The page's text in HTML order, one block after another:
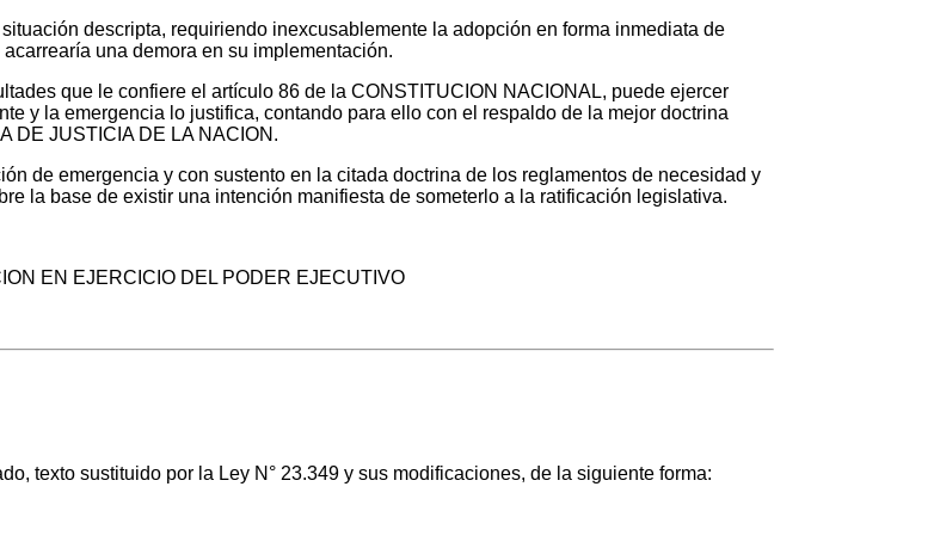
descripta, requiriendo inexcusablemente la adopción en forma inmediata de
una demora en su implementación.
que le confiere el artículo 86 de la CONSTITUCION NACIONAL, puede ejercer
y la emergencia lo justifica, contando para ello con el respaldo de la mejor doctrina
DE JUSTICIA DE LA NACION.
de emergencia y con sustento en la citada doctrina de los reglamentos de necesidad y
la base de existir una intención manifiesta de someterlo a la ratificación legislativa.
EN EJERCICIO DEL PODER EJECUTIVO
texto sustituido por la Ley N° 23.349 y sus modificaciones, de la siguiente forma: